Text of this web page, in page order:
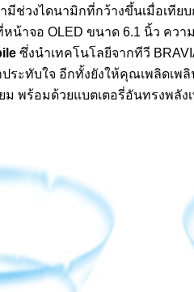
มีช่วงไดนามิกที่กว้างขึ้นเมื่อเทีย
น้าจอ OLED ขนาด 6.1 นิ้ว ควา
ซึ่งนำเทคโนโลยีจากทีวี
ระทับใจ อีกทั้งยังให้คุณเพลิดเพ
ม พร้อมด้วยแบตเตอรี่อันทรงพลั